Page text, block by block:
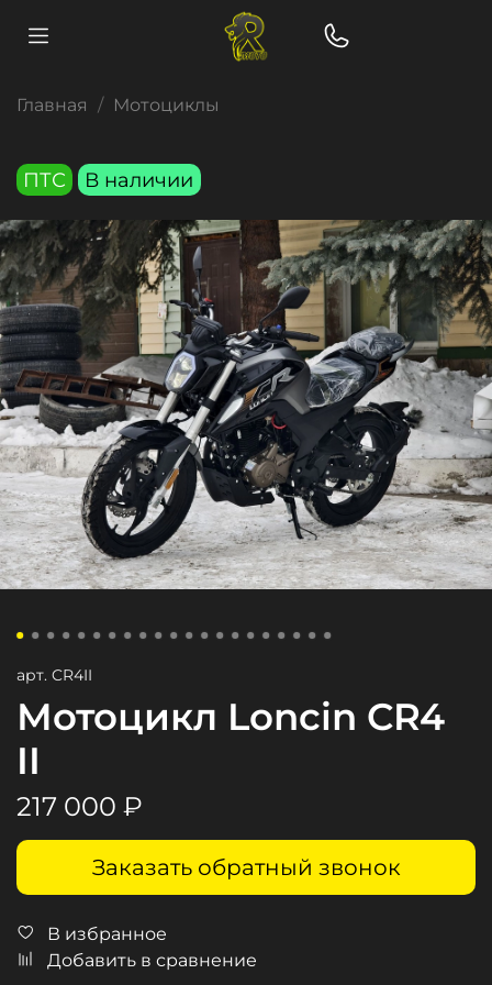
Главная Мотоциклы
ПТС В наличии
арт. CR4II
Мотоцикл Loncin CR4
II
217 000 ₽
Заказать обратный звонок
В избранное
Добавить в сравнение